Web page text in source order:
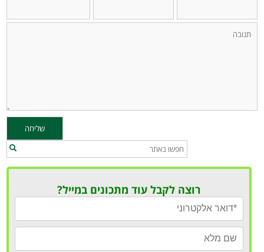
רוצה לקבל עוד מתכונים במייל?